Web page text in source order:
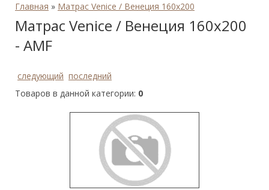
Главная » Матрас Venice / Венеция 160x200
Матрас Venice / Венеция 160x200
- AMF
следующий последний
Товаров в данной категории: 0